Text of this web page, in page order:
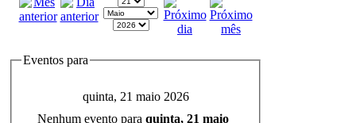
Eventos para
quinta, 21 maio 2026
Nenhum evento para quinta, 21 maio